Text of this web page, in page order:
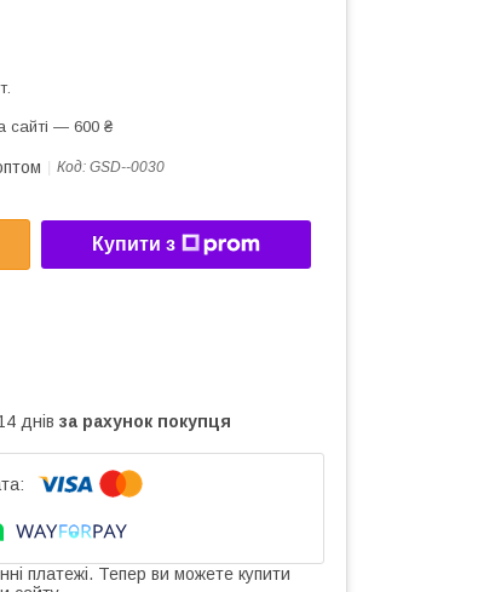
сайті — 600 ₴
Код: GSD--0030
Купити з
днів за рахунок покупця
платежі. Тепер ви можете купити